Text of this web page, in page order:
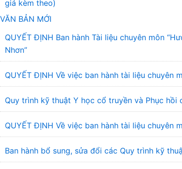
giá kèm theo)
VĂN BẢN MỚI
QUYẾT ĐỊNH Ban hành Tài liệu chuyên môn
Nhơn”
QUYẾT ĐỊNH Về việc ban hành tài liệu chuyên
Quy trình kỹ thuật Y học cổ truyền và Phục hồi
QUYẾT ĐỊNH Về việc ban hành tài liệu chuyên
Ban hành bổ sung, sửa đổi các Quy trình kỹ